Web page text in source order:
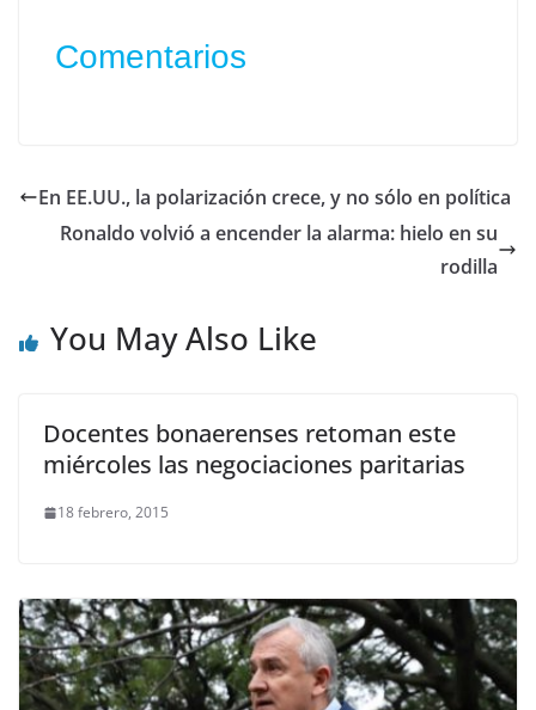
Comentarios
En EE.UU., la polarización crece, y no sólo en política
Ronaldo volvió a encender la alarma: hielo en su
rodilla
You May Also Like
Docentes bonaerenses retoman este
miércoles las negociaciones paritarias
18 febrero, 2015